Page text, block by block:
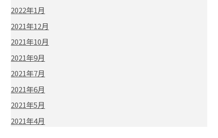
2022年1月
2021年12月
2021年10月
2021年9月
2021年7月
2021年6月
2021年5月
2021年4月